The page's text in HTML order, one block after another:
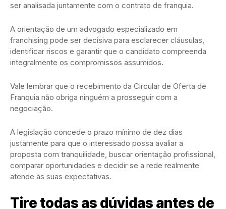
ser analisada juntamente com o contrato de franquia.
A orientação de um advogado especializado em
franchising pode ser decisiva para esclarecer cláusulas,
identificar riscos e garantir que o candidato compreenda
integralmente os compromissos assumidos.
Vale lembrar que o recebimento da Circular de Oferta de
Franquia não obriga ninguém a prosseguir com a
negociação.
A legislação concede o prazo mínimo de dez dias
justamente para que o interessado possa avaliar a
proposta com tranquilidade, buscar orientação profissional,
comparar oportunidades e decidir se a rede realmente
atende às suas expectativas.
Tire todas as dúvidas antes de